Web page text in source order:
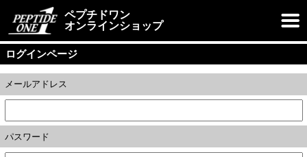
ペプチドワン
オンラインショップ
ログインページ
メールアドレス
パスワード